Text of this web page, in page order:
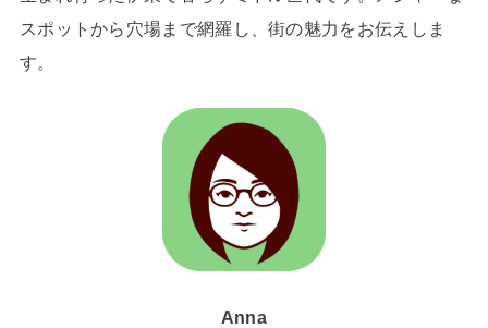
スポットから穴場まで網羅し、街の魅力をお伝えしま
す。
Anna